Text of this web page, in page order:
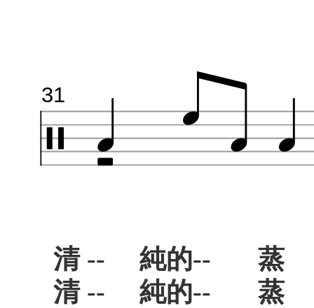
清 -- 純的-- 蒸
清 -- 純的-- 蒸
31